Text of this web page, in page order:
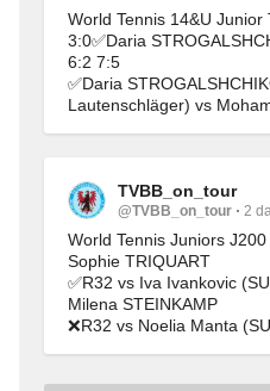
World Tennis 14&U Junior
3:0✅Daria
6:2 7:5
✅Daria
Lautenschläger) vs
TVBB_on_tour
@TVBB_on_tour 2
World Tennis Juniors
Sophie TRIQUART
✅R32 vs Iva Ivankovic
Milena STEINKAMP
❌R32 vs Noelia Manta